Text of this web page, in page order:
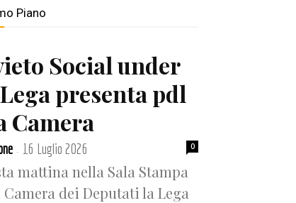
Piano
Social under
presenta pdl
Camera
- 16 Luglio 2026 0
mattina nella Sala Stampa
Camera dei Deputati la Lega